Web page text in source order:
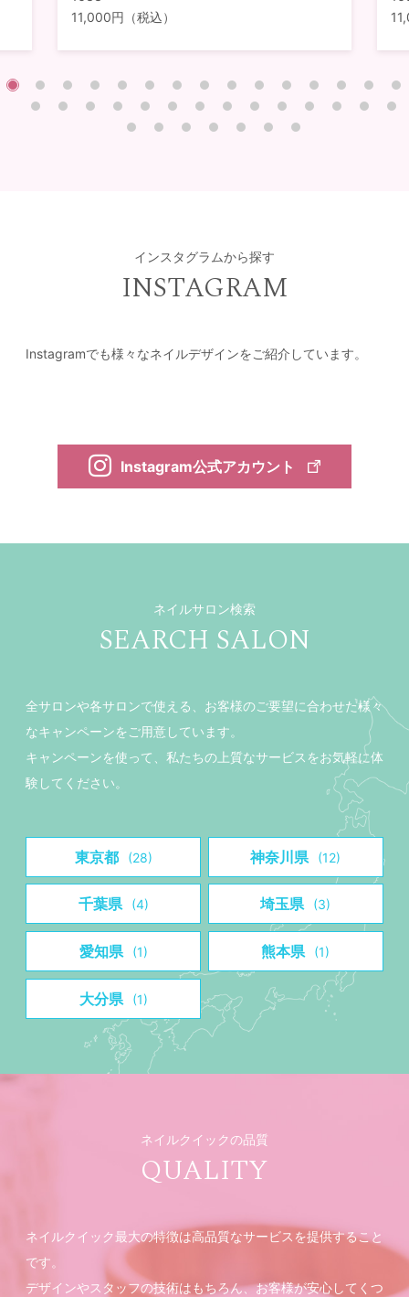
11,000円（税込）
インスタグラムから探す
INSTAGRAM
Instagramでも様々なネイルデザインをご紹介しています。
Instagram公式アカウント
ネイルサロン検索
SEARCH SALON
全サロンや各サロンで使える、お客様のご要望に合わせた様々
なキャンペーンをご用意しています。
キャンペーンを使って、私たちの上質なサービスをお気軽に体
験してください。
東京都 (28) 神奈川県 (12)
千葉県 (4) 埼玉県 (3)
愛知県 (1) 熊本県 (1)
大分県 (1)
ネイルクイックの品質
QUALITY
ネイルクイック最大の特徴は高品質なサービスを提供すること
です。
デザインやスタッフの技術はもちろん、お客様が安心してくつ